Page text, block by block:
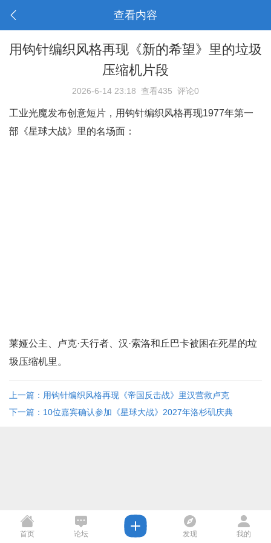
查看内容
用钩针编织风格再现《新的希望》里的垃圾
压缩机片段
2026-6-14 23:18 查看435 评论0
工业光魔发布创意短片，用钩针编织风格再现1977年第一
部《星球大战》里的名场面：
莱娅公主、卢克·天行者、汉·索洛和丘巴卡被困在死星的垃
圾压缩机里。
上一篇：用钩针编织风格再现《帝国反击战》里汉营救卢克
下一篇：10位嘉宾确认参加《星球大战》2027年洛杉矶庆典
首页 论坛 发现 我的